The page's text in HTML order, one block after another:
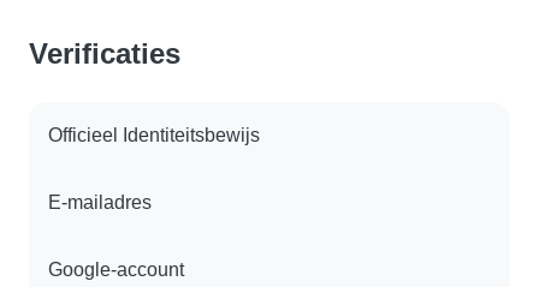
Verificaties
Officieel Identiteitsbewijs
E-mailadres
Google-account